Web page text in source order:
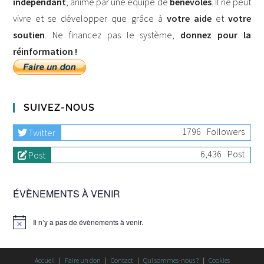
vivre et se développer que grâce à votre aideet votre
soutien. Ne financez pas le système, donnez pour la
réinformation !
SUIVEZ-NOUS
Twitter 1796 Followers
Post
6,436 Post
ÉVÈNEMENTS À VENIR
Il n’y a pas de évènements à venir.
Accueil Faire un don Contact Qui sommes-nous ? Cookies